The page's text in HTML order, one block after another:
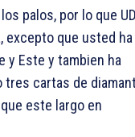
los palos, por lo que
, excepto que usted ha
y Este y tambien ha
tres cartas de
este largo en